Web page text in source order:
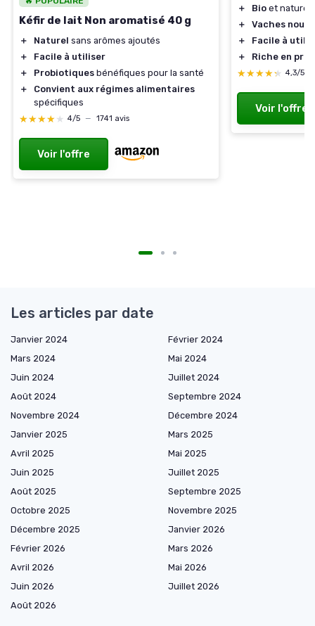
Kéfir de lait Non aromatisé 40 g
＋ Naturel sans arômes ajoutés
＋
Facile à utiliser
＋
Probiotiques bénéfiques pour la santé
＋
Convient aux régimes alimentaires
spécifiques
★★★★★
★★★★★ 4/5 — 1741 avis
Voir l'offre
＋ Bio et naturel
＋
Vaches
＋
Facile à
＋
Riche en
★★★★★
★★★★★ 4,3/5
Voir l'offre
Les articles par date
Janvier 2024
Février 2024
Mars 2024
Mai 2024
Juin 2024
Juillet 2024
Août 2024
Septembre 2024
Novembre 2024
Décembre 2024
Janvier 2025
Mars 2025
Avril 2025
Mai 2025
Juin 2025
Juillet 2025
Août 2025
Septembre 2025
Octobre 2025
Novembre 2025
Décembre 2025
Janvier 2026
Février 2026
Mars 2026
Avril 2026
Mai 2026
Juin 2026
Juillet 2026
Août 2026